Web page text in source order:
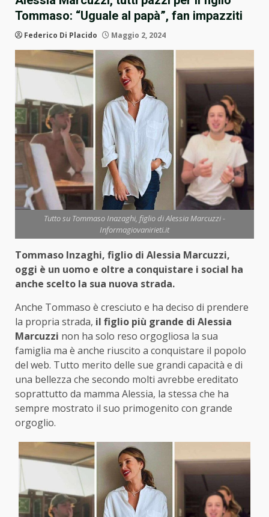
Tommaso: “Uguale al papà”, fan impazziti
Federico Di Placido Maggio 2, 2024
Tutto su Tommaso Inazaghi, figlio di Alessia Marcuzzi -
Informagiovanirieti.it
Tommaso Inzaghi, figlio di Alessia Marcuzzi,
oggi è un uomo e oltre a conquistare i social ha
anche scelto la sua nuova strada.
Anche Tommaso è cresciuto e ha deciso di prendere
la propria strada, il figlio più grande di Alessia
Marcuzzi non ha solo reso orgogliosa la sua
famiglia ma è anche riuscito a conquistare il popolo
del web. Tutto merito delle sue grandi capacità e di
una bellezza che secondo molti avrebbe ereditato
soprattutto da mamma Alessia, la stessa che ha
sempre mostrato il suo primogenito con grande
orgoglio.